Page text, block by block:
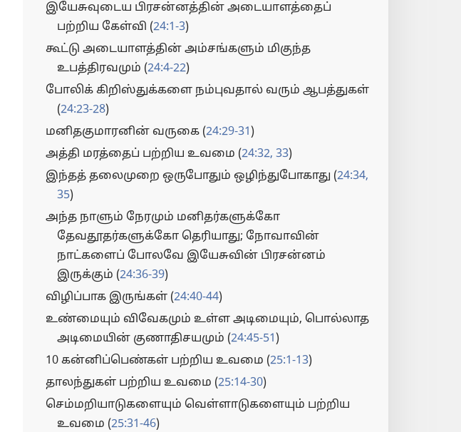
இயேசுவுடைய பிரசன்னத்தின் அடையாளத்தைப்
பற்றிய கேள்வி (24:1-3)
கூட்டு அடையாளத்தின் அம்சங்களும் மிகுந்த
உபத்திரவமும் (24:4-22)
போலிக் கிறிஸ்துக்களை நம்புவதால் வரும் ஆபத்துகள்
(24:23-28)
மனிதகுமாரனின் வருகை (24:29-31 )
அத்தி மரத்தைப் பற்றிய உவமை (24:32, 33)
இந்தத் தலைமுறை ஒருபோதும் ஒழிந்துபோகாது (24:34,
35)
அந்த நாளும் நேரமும் மனிதர்களுக்கோ
தேவதூதர்களுக்கோ தெரியாது; நோவாவின்
நாட்களைப் போலவே இயேசுவின் பிரசன்னம்
இருக்கும் (24:36-39)
விழிப்பாக இருங்கள் (24:40-44)
உண்மையும் விவேகமும் உள்ள அடிமையும், பொல்லாத
அடிமையின் குணாதிசயமும் (24:45-51 )
10 கன்னிப்பெண்கள் பற்றிய உவமை (25:1-13)
தாலந்துகள் பற்றிய உவமை (25:14-30)
செம்மறியாடுகளையும் வெள்ளாடுகளையும் பற்றிய
உவமை (25:31-46)